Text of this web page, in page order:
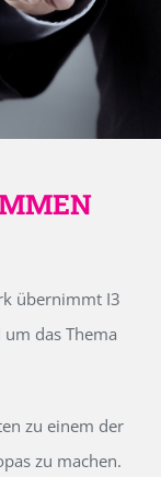
übernimmt I3
das Thema
zu einem der
zu machen.